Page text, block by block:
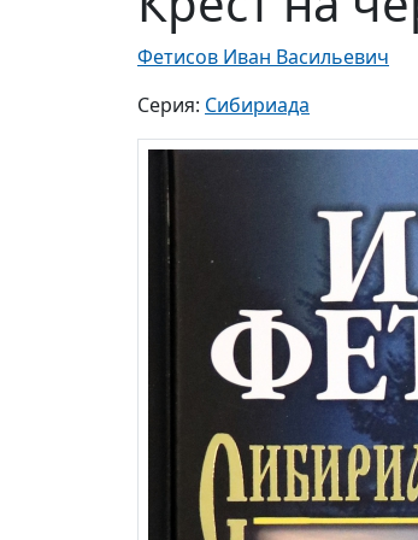
Фетисов Иван Васильевич
Серия: Сибириада